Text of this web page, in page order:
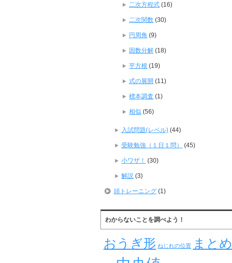
二次方程式 (16)
二次関数 (30)
円周角 (9)
因数分解 (18)
平方根 (19)
式の展開 (11)
標本調査 (1)
相似 (56)
入試問題(レベル) (44)
受験勉強（１日１問） (45)
小ワザ！ (30)
解説 (3)
頭トレーニング (1)
わからないことを調べよう！
おうぎ形 ねじれの位置 まとめ